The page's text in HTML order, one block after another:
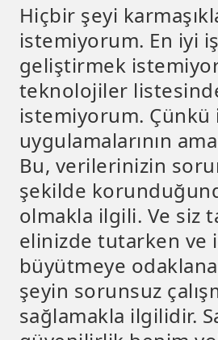
Hiçbir şeyi
istemiyorum. En iyi iş
geliştirmek
teknolojiler
istemiyorum. Çünkü
uygulamalarının
Bu, verilerinizin
şekilde
olmakla ilgili. Ve siz
elinizde tutarken ve
büyütmeye
şeyin sorunsuz
sağlamakla ilgilidir.